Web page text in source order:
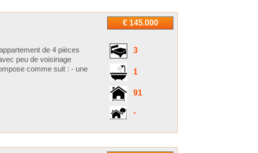
€ 145.000
3
1
91
-
de 4 pièces
peu de voisinage
comme suit : - une